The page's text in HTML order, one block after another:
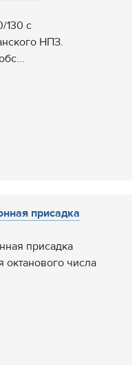
130 с
НПЗ.
присадка
присадка
числа